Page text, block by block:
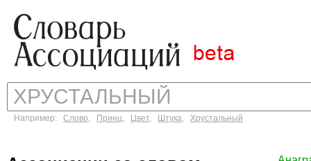
Например: Слово, Принц, Цвет, Штука, Хрустальный